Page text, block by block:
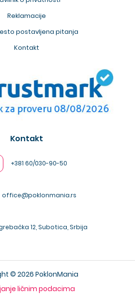
Reklamacije
postavljena pitanja
Kontakt
Kontakt
+381 60/030-90-50
office@poklonmania.rs
12, Subotica, Srbija
© 2026 PoklonMania
ličnim podacima